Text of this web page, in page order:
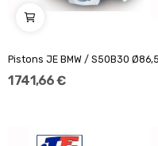
Pistons JE BMW / S50B30 Ø86,5
1 741,66 €